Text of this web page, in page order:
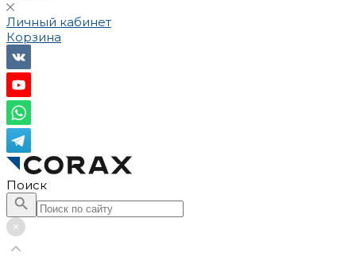
Личный кабинет
Корзина
Поиск